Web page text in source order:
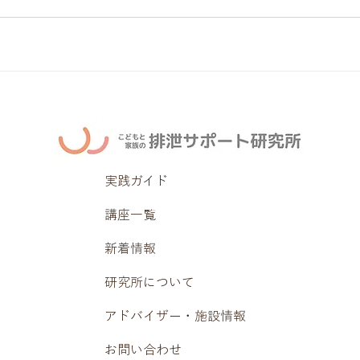
実践ガイド
講座一覧
新着情報
研究所について
アドバイザー・施設情報
お問い合わせ